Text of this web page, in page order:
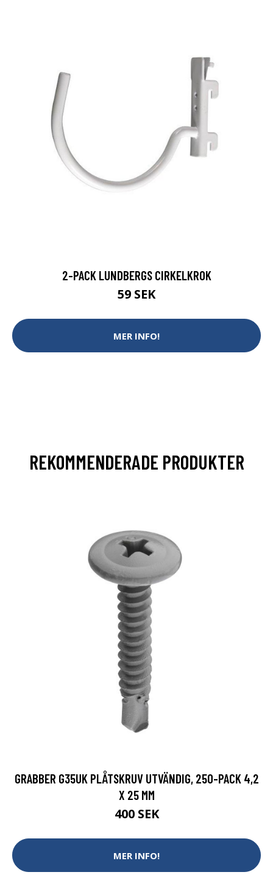
2-PACK LUNDBERGS CIRKELKROK
59 SEK
MER INFO!
REKOMMENDERADE PRODUKTER
GRABBER G35UK PLÅTSKRUV UTVÄNDIG, 250-PACK 4,2
X 25 MM
400 SEK
MER INFO!